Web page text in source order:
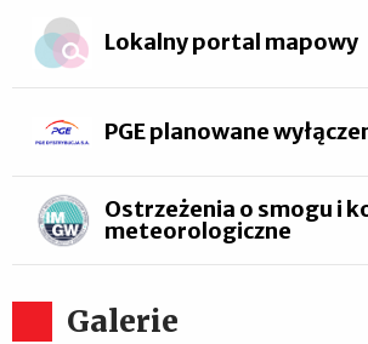
Lokalny portal mapowy
PGE planowane
Ostrzeżenia o smogu i
meteorologiczne
Galerie